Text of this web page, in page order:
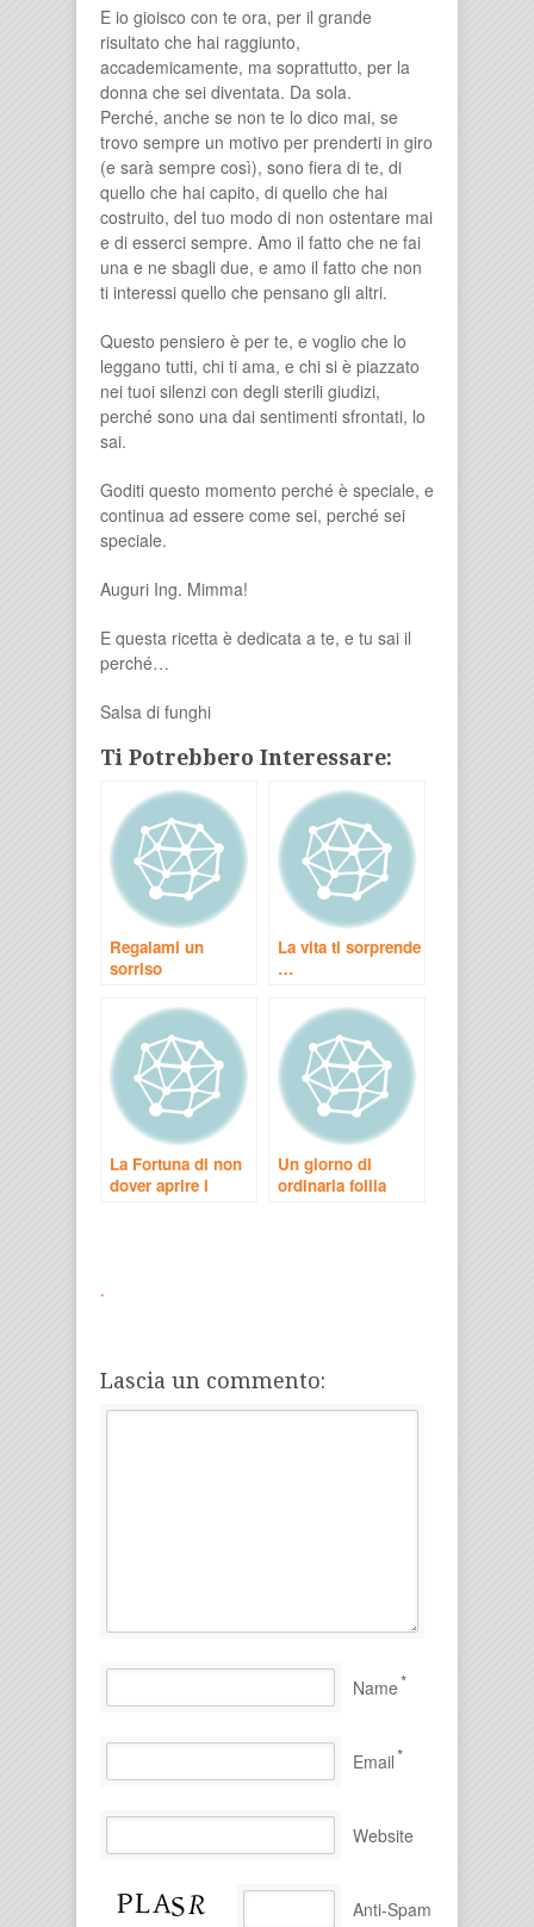
E io gioisco con te ora, per il grande
risultato che hai raggiunto,
accademicamente, ma soprattutto, per la
donna che sei diventata. Da sola.
Perché, anche se non te lo dico mai, se
trovo sempre un motivo per prenderti in giro
(e sarà sempre così), sono fiera di te, di
quello che hai capito, di quello che hai
costruito, del tuo modo di non ostentare mai
e di esserci sempre. Amo il fatto che ne fai
una e ne sbagli due, e amo il fatto che non
ti interessi quello che pensano gli altri.
Questo pensiero è per te, e voglio che lo
leggano tutti, chi ti ama, e chi si è piazzato
nei tuoi silenzi con degli sterili giudizi,
perché sono una dai sentimenti sfrontati, lo
sai.
Goditi questo momento perché è speciale, e
continua ad essere come sei, perché sei
speciale.
Auguri Ing. Mimma!
E questa ricetta è dedicata a te, e tu sai il
perché…
Salsa di funghi
Ti Potrebbero Interessare:
Regalami un
sorriso
La vita ti sorprende
…
La Fortuna di non
dover aprire i
Un giorno di
ordinaria follia
.
Lascia un commento:
Name*
Email*
Website
Anti-Spam